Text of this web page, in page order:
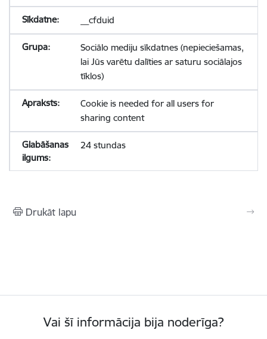
__cfduid
Sociālo mediju sīkdatnes (nepieciešamas,
lai Jūs varētu dalīties ar saturu sociālajos
tīklos)
Cookie is needed for all users for
sharing content
24 stundas
Drukāt lapu
Vai šī informācija bija noderīga?